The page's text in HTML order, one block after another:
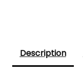
Description